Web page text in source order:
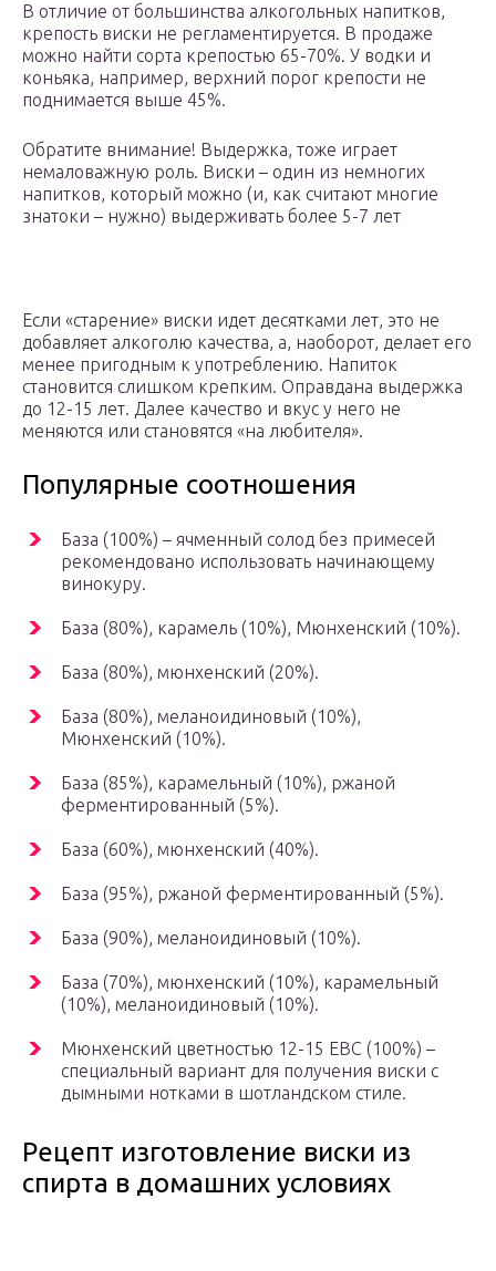
В отличие от большинства алкогольных напитков,
крепость виски не регламентируется. В продаже
можно найти сорта крепостью 65-70%. У водки и
коньяка, например, верхний порог крепости не
поднимается выше 45%.
Обратите внимание! Выдержка, тоже играет
немаловажную роль. Виски – один из немногих
напитков, который можно (и, как считают многие
знатоки – нужно) выдерживать более 5-7 лет
Если «старение» виски идет десятками лет, это не
добавляет алкоголю качества, а, наоборот, делает его
менее пригодным к употреблению. Напиток
становится слишком крепким. Оправдана выдержка
до 12-15 лет. Далее качество и вкус у него не
меняются или становятся «на любителя».
Популярные соотношения
База (100%) – ячменный солод без примесей
рекомендовано использовать начинающему
винокуру.
База (80%), карамель (10%), Мюнхенский (10%).
База (80%), мюнхенский (20%).
База (80%), меланоидиновый (10%),
Мюнхенский (10%).
База (85%), карамельный (10%), ржаной
ферментированный (5%).
База (60%), мюнхенский (40%).
База (95%), ржаной ферментированный (5%).
База (90%), меланоидиновый (10%).
База (70%), мюнхенский (10%), карамельный
(10%), меланоидиновый (10%).
Мюнхенский цветностью 12-15 ЕВС (100%) –
специальный вариант для получения виски с
дымными нотками в шотландском стиле.
Рецепт изготовление виски из
спирта в домашних условиях